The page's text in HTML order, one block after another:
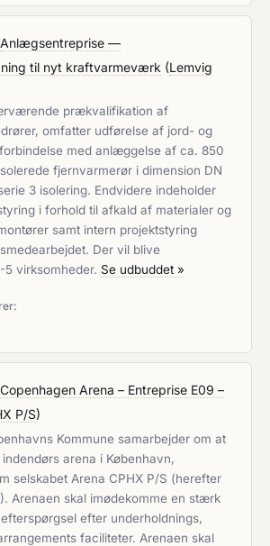
Anlægsentreprise —
til nyt kraftvarmeværk (Lemvig
prækvalifikation af
omfatter udførelse af jord- og
med anlæggelse af ca. 850
fjernvarmerør i dimension DN
3 isolering. Endvidere indeholder
i forhold til afkald af materialer og
samt intern projektstyring
Der vil blive
virksomheder. Se udbuddet »
Copenhagen Arena – Entreprise E09 –
P/S)
Kommune samarbejder om at
arena i København,
selskabet Arena CPHX P/S (herefter
Arenaen skal imødekomme en stærk
efter underholdnings,
faciliteter. Arenaen skal